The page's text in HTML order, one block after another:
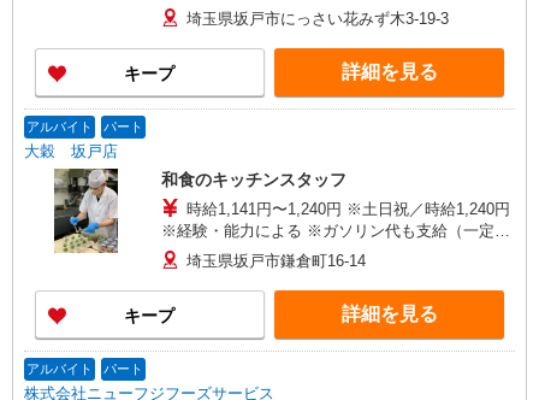
＋150円
埼玉県坂戸市にっさい花みず木3-19-3
キープ 詳細を見る
アルバイト パート
大穀 坂戸店
和食のキッチンスタッフ
時給1,141円〜1,240円 ※土日祝／時給1,240円
※経験・能力による ※ガソリン代も支給（一定距
離以上の方） ●やる気次第で随時時給アップ！
埼玉県坂戸市鎌倉町16-14
キープ 詳細を見る
アルバイト パート
株式会社ニューフジフーズサービス